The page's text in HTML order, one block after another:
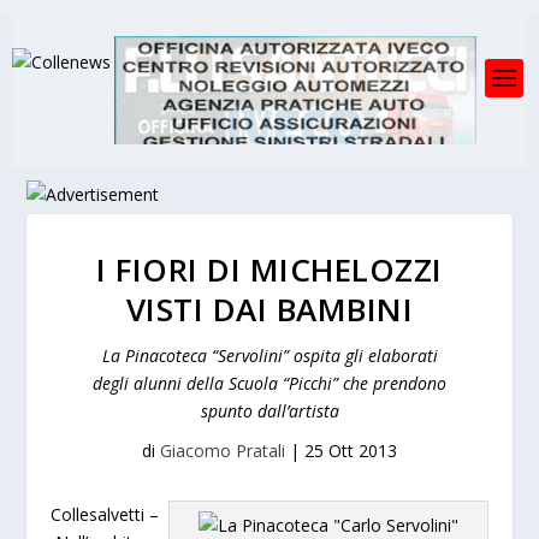
I FIORI DI MICHELOZZI
VISTI DAI BAMBINI
La Pinacoteca “Servolini” ospita gli elaborati
degli alunni della Scuola “Picchi” che prendono
spunto dall’artista
di Giacomo Pratali | 25 Ott 2013
Collesalvetti –